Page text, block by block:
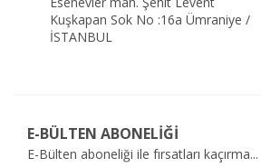
Kuşkapan Sok No :16a Ümraniye /
İSTANBUL
E-BÜLTEN ABONELİĞİ
E-Bülten aboneliği ile fırsatları kaçırma...